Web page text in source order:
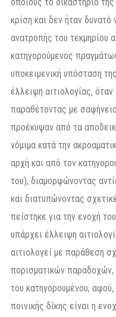
οποίους το δικαστήριο
κρίση και δεν ήταν
ανατροπής του τεκμηρίου
κατηγορούμενος
υποκειμενική υπόσταση
έλλειψη αιτιολογίας,
παραθέτοντας με
προέκυψαν από τα
νόμιμα κατά την
αρχή και από τον
του), διαμορφώνοντας
και διατυπώνοντας
πείστηκε για την ενοχή
υπάρχει έλλειψη
αιτιολογεί με παράθεση
πορισματικών παραδοχών,
του κατηγορουμένου,
ποινικής δίκης είναι η